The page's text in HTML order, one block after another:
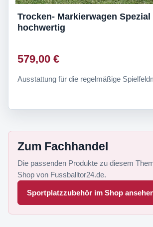
Trocken- Markierwagen
hochwertig
579,00 €
Ausstattung für die regelmäßige
Zum Fachhandel
Die passenden Produkte zu diesem
Shop von Fussballtor24.de.
Sportplatzzubehör im Shop